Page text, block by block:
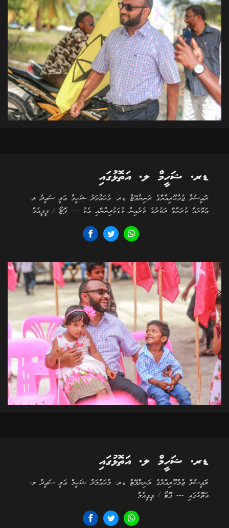
ޑރ. ޝަހީމް ލ. އަތޮޅުގައި
ރަަައީސުލް ޖުމްޙޫރިއްޔާގެ ރަނިންމޭޓް ޑރ. މުޙައްމަދު ޝަހީމް ޢަލީ ސަޢީދު ލ.
އަތޮޅައް ކުރަށްވާ ދަތުރުގެ ތެރެއިން ކުޑަކުދިންނާއި އެކު --- ފޮޓޯ / ޕީޕީއެމް
ޑރ. ޝަހީމް ލ. އަތޮޅުގައި
ރަަައީސުލް ޖުމްޙޫރިއްޔާގެ ރަނިންމޭޓް ޑރ. މުޙައްމަދު ޝަހީމް ޢަލީ ސަޢީދު ލ.
އަތޮޅުގައި --- ފޮޓޯ / ޕީޕީއެމް